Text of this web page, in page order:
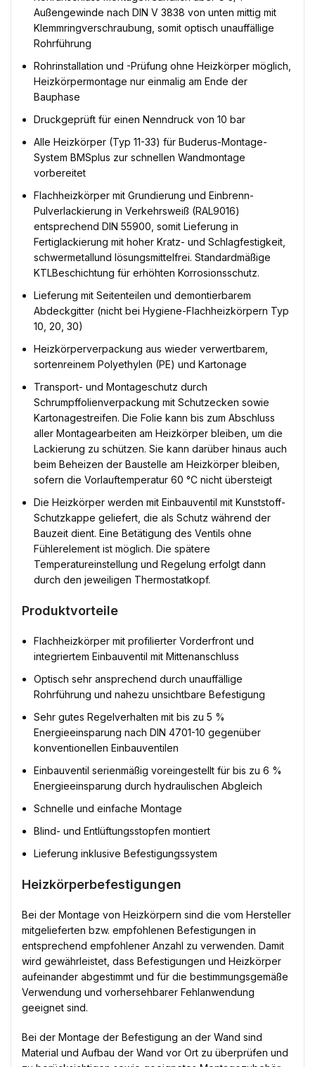
Außengewinde nach DIN V 3838 von unten mittig mit
Klemmringverschraubung, somit optisch unauffällige
Rohrführung
Rohrinstallation und -Prüfung ohne Heizkörper möglich,
Heizkörpermontage nur einmalig am Ende der
Bauphase
Druckgeprüft für einen Nenndruck von 10 bar
Alle Heizkörper (Typ 11-33) für Buderus-Montage-
System BMSplus zur schnellen Wandmontage
vorbereitet
Flachheizkörper mit Grundierung und Einbrenn-
Pulverlackierung in Verkehrsweiß (RAL9016)
entsprechend DIN 55900, somit Lieferung in
Fertiglackierung mit hoher Kratz- und Schlagfestigkeit,
schwermetallund lösungsmittelfrei. Standardmäßige
KTLBeschichtung für erhöhten Korrosionsschutz.
Lieferung mit Seitenteilen und demontierbarem
Abdeckgitter (nicht bei Hygiene-Flachheizkörpern Typ
10, 20, 30)
Heizkörperverpackung aus wieder verwertbarem,
sortenreinem Polyethylen (PE) und Kartonage
Transport- und Montageschutz durch
Schrumpffolienverpackung mit Schutzecken sowie
Kartonagestreifen. Die Folie kann bis zum Abschluss
aller Montagearbeiten am Heizkörper bleiben, um die
Lackierung zu schützen. Sie kann darüber hinaus auch
beim Beheizen der Baustelle am Heizkörper bleiben,
sofern die Vorlauftemperatur 60 °C nicht übersteigt
Die Heizkörper werden mit Einbauventil mit Kunststoff-
Schutzkappe geliefert, die als Schutz während der
Bauzeit dient. Eine Betätigung des Ventils ohne
Fühlerelement ist möglich. Die spätere
Temperatureinstellung und Regelung erfolgt dann
durch den jeweiligen Thermostatkopf.
Produktvorteile
Flachheizkörper mit profilierter Vorderfront und
integriertem Einbauventil mit Mittenanschluss
Optisch sehr ansprechend durch unauffällige
Rohrführung und nahezu unsichtbare Befestigung
Sehr gutes Regelverhalten mit bis zu 5 %
Energieeinsparung nach DIN 4701-10 gegenüber
konventionellen Einbauventilen
Einbauventil serienmäßig voreingestellt für bis zu 6 %
Energieeinsparung durch hydraulischen Abgleich
Schnelle und einfache Montage
Blind- und Entlüftungsstopfen montiert
Lieferung inklusive Befestigungssystem
Heizkörperbefestigungen
Bei der Montage von Heizkörpern sind die vom Hersteller
mitgelieferten bzw. empfohlenen Befestigungen in
entsprechend empfohlener Anzahl zu verwenden. Damit
wird gewährleistet, dass Befestigungen und Heizkörper
aufeinander abgestimmt und für die bestimmungsgemäße
Verwendung und vorhersehbarer Fehlanwendung
geeignet sind.
Bei der Montage der Befestigung an der Wand sind
Material und Aufbau der Wand vor Ort zu überprüfen und